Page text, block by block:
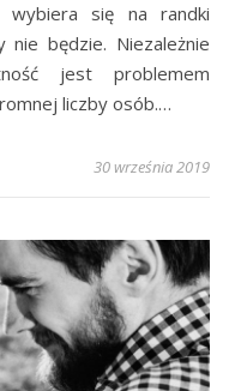
wybiera się na randki
będzie. Niezależnie
jest problemem
liczby osób.…
30 września 2019